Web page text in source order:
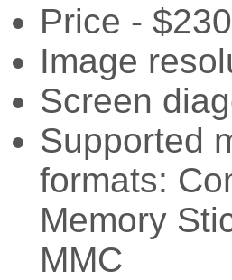
Price - $230
Image
Screen
Supported
formats:
Memory
MMC